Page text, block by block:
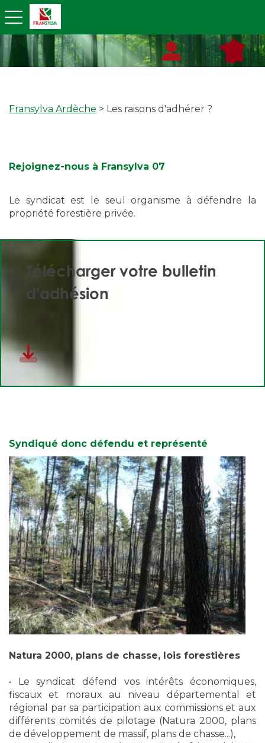
toggle navigation
Fransylva Ardèche > Les raisons d'adhérer ?
Rejoignez-nous à Fransylva 07
Le syndicat est le seul organisme à défendre la
propriété forestière privée.
Télécharger votre bulletin
d'adhésion
Syndiqué donc défendu et représenté
Natura 2000, plans de chasse, lois forestières
• Le syndicat défend vos intérêts économiques,
fiscaux et moraux au niveau départemental et
régional par sa participation aux commissions et aux
différents comités de pilotage (Natura 2000, plans
de développement de massif, plans de chasse...),